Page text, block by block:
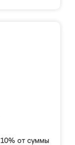
10% от суммы